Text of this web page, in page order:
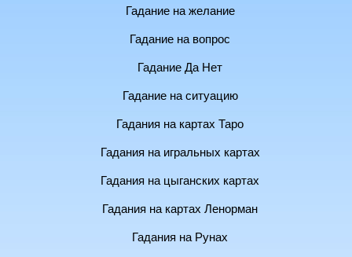
Гадание на желание
Гадание на вопрос
Гадание Да Нет
Гадание на ситуацию
Гадания на картах Таро
Гадания на игральных картах
Гадания на цыганских картах
Гадания на картах Ленорман
Гадания на Рунах